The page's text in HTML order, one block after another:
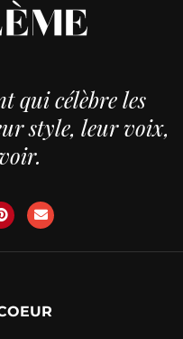
qui célèbre les
style, leur voix,